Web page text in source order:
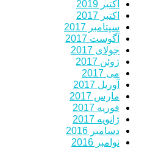
اکتبر 2019
اکتبر 2017
سپتامبر 2017
آگوست 2017
جولای 2017
ژوئن 2017
می 2017
آوریل 2017
مارس 2017
فوریه 2017
ژانویه 2017
دسامبر 2016
نوامبر 2016